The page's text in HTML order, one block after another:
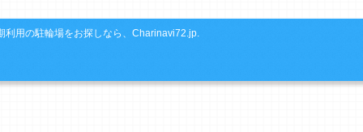
利用の駐輪場をお探しなら、Charinavi72.jp.